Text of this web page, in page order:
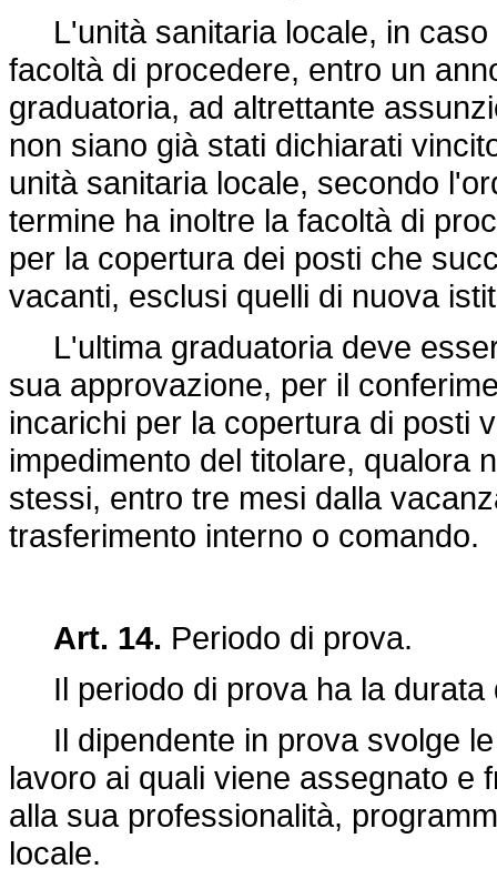
L'unità sanitaria locale, in caso
facoltà di procedere, entro un
graduatoria, ad altrettante
non siano già stati dichiarati
unità sanitaria locale, secondo
termine ha inoltre la facoltà di
per la copertura dei posti che
vacanti, esclusi quelli di nuova
L'ultima graduatoria deve
sua approvazione, per il
incarichi per la copertura di posti
impedimento del titolare, qualora
stessi, entro tre mesi dalla
trasferimento interno o comando.
Art. 14. Periodo di prova.
Il periodo di prova ha la durata
Il dipendente in prova svolge le
lavoro ai quali viene assegnato e
alla sua professionalità,
locale.